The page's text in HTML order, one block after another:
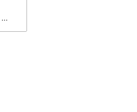
Цены бензола на азиатском рынке продолжают снижаться